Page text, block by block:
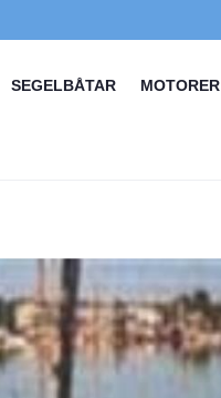
SEGELBÅTAR MOTORER